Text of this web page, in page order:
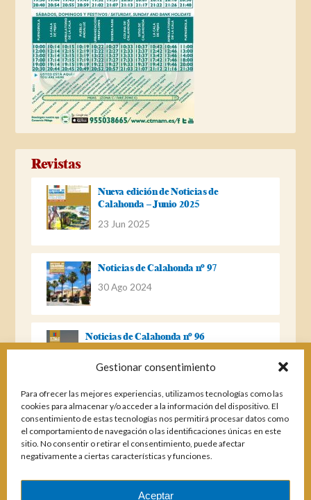
Gestionar consentimiento
Para ofrecer las mejores experiencias, utilizamos tecnologías como las
cookies para almacenar y/o acceder a la información del dispositivo. El
consentimiento de estas tecnologías nos permitirá procesar datos como
el comportamiento de navegación o las identificaciones únicas en este
sitio. No consentir o retirar el consentimiento, puede afectar
negativamente a ciertas características y funciones.
Aceptar
Revistas
Nueva edición de Noticias de
Calahonda – Junio 2025
23 Jun 2025
Noticias de Calahonda nº 97
30 Ago 2024
Noticias de Calahonda nº 96
Noticias de Calahonda Nº 95
04 Ene 2023